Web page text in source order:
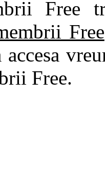
Free
accesa
Free.